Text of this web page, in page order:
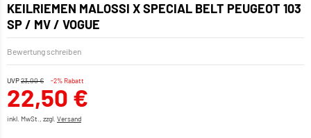
KEILRIEMEN MALOSSI X SPECIAL BELT PEUGEOT 103
SP / MV / VOGUE
Bewertung schreiben
UVP23,00 € -2% Rabatt
22,50 €
inkl. MwSt., zzgl. Versand